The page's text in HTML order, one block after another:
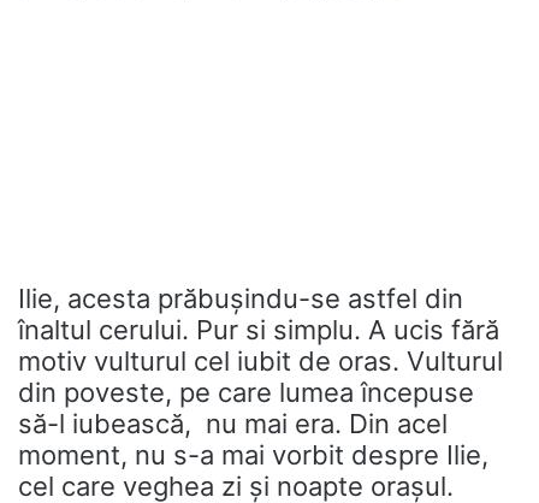
Ilie, acesta prăbușindu-se astfel din
înaltul cerului. Pur si simplu. A ucis fără
motiv vulturul cel iubit de oras. Vulturul
din poveste, pe care lumea începuse
să-l iubească, nu mai era. Din acel
moment, nu s-a mai vorbit despre Ilie,
cel care veghea zi și noapte orașul.